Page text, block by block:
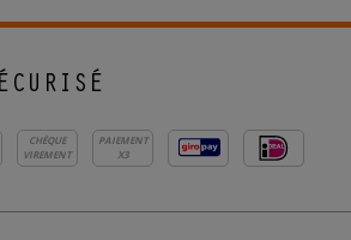
CHÈQUE
VIREMENT
PAIEMENT
X3